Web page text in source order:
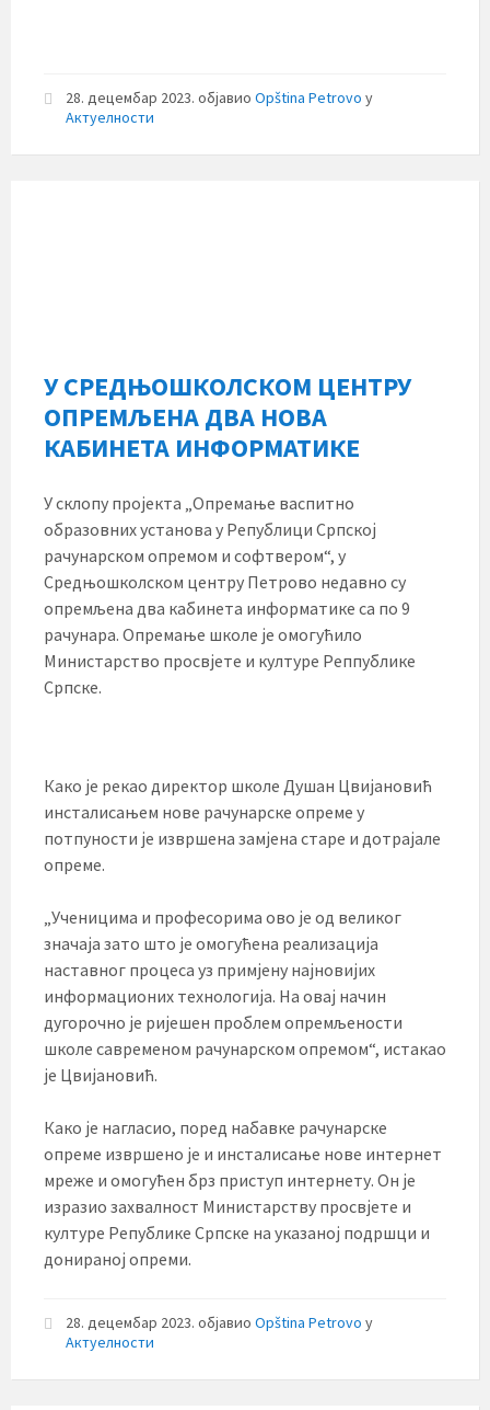
28. децембар 2023. објавио Opština Petrovo у
Актуелности
У СРЕДЊОШКОЛСКОМ ЦЕНТРУ
ОПРЕМЉЕНА ДВА НОВА
КАБИНЕТА ИНФОРМАТИКЕ
У склопу пројекта „Опремање васпитно
образовних установа у Републици Српској
рачунарском опремом и софтвером“, у
Средњошколском центру Петрово недавно су
опремљена два кабинета информатике са по 9
рачунара. Опремање школе је омогућило
Министарство просвјете и културе Реппублике
Српске.
Како је рекао директор школе Душан Цвијановић
инсталисањем нове рачунарске опреме у
потпуности је извршена замјена старе и дотрајале
опреме.
„Ученицима и професорима ово је од великог
значаја зато што је омогућена реализација
наставног процеса уз примјену најновијих
информационих технологија. На овај начин
дугорочно је ријешен проблем опремљености
школе савременом рачунарском опремом“, истакао
је Цвијановић.
Како је нагласио, поред набавке рачунарске
опреме извршено је и инсталисање нове интернет
мреже и омогућен брз приступ интернету. Он је
изразио захвалност Министарству просвјете и
културе Републике Српске на указаној подршци и
донираној опреми.
28. децембар 2023. објавио Opština Petrovo у
Актуелности